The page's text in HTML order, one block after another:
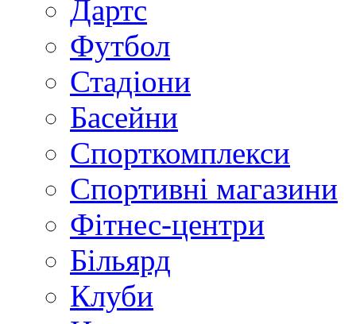
Дартс
Футбол
Стадіони
Басейни
Спорткомплекси
Спортивні магазини
Фітнес-центри
Більярд
Клуби